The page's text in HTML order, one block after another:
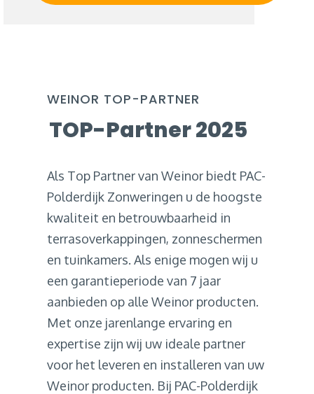
WEINOR TOP-PARTNER
TOP-Partner 2025
Als Top Partner van Weinor biedt PAC-
Polderdijk Zonweringen u de hoogste
kwaliteit en betrouwbaarheid in
terrasoverkappingen, zonneschermen
en tuinkamers. Als enige mogen wij u
een garantieperiode van 7 jaar
aanbieden op alle Weinor producten.
Met onze jarenlange ervaring en
expertise zijn wij uw ideale partner
voor het leveren en installeren van uw
Weinor producten. Bij PAC-Polderdijk